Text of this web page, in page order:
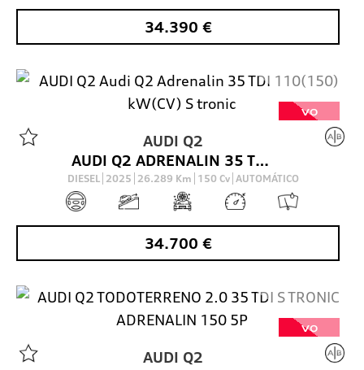
34.390 €
VO
AUDI Q2
AUDI Q2 ADRENALIN 35 TDI 110(150) KW(CV) S TRONIC
DIESEL 2025 26.289 Km 150 Cv AUTOMÁTICO
34.700 €
VO
AUDI Q2